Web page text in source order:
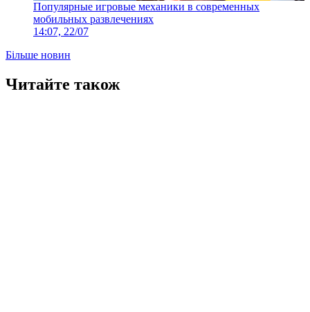
Популярные игровые механики в современных
мобильных развлечениях
14:07, 22/07
Більше новин
Читайте також